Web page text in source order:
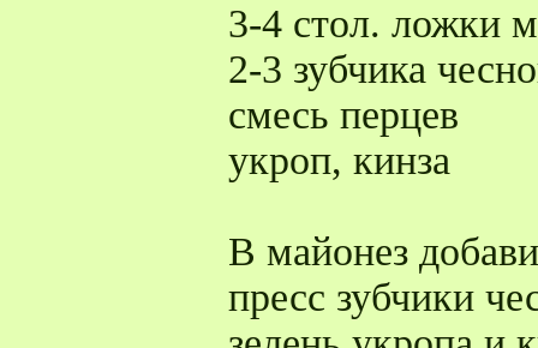
3-4 стол. ложки
2-3 зубчика
смесь перцев
укроп, кинза
В майонез
пресс зубчики